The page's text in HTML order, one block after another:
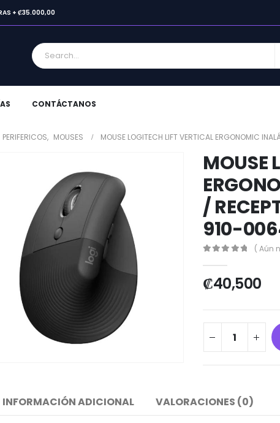
+ ₡35.000,00
CONTÁCTANOS
PERIFERICOS, MOUSES MOUSE LOGITECH LIFT VERTICAL ERGONOMIC
MOUSE
/
910-
( Aún
₡40,500
INFORMACIÓN ADICIONAL VALORACIONES (0)